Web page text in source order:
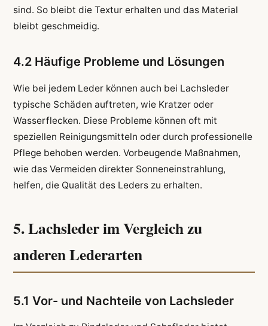
sind. So bleibt die Textur erhalten und das Material
bleibt geschmeidig.
4.2 Häufige Probleme und Lösungen
Wie bei jedem Leder können auch bei Lachsleder
typische Schäden auftreten, wie Kratzer oder
Wasserflecken. Diese Probleme können oft mit
speziellen Reinigungsmitteln oder durch professionelle
Pflege behoben werden. Vorbeugende Maßnahmen,
wie das Vermeiden direkter Sonneneinstrahlung,
helfen, die Qualität des Leders zu erhalten.
5. Lachsleder im Vergleich zu
anderen Lederarten
5.1 Vor- und Nachteile von Lachsleder